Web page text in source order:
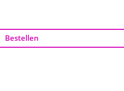
Bestellen